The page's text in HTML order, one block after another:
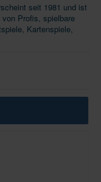
seit 1981 und ist
Profis, spielbare
Kartenspiele,